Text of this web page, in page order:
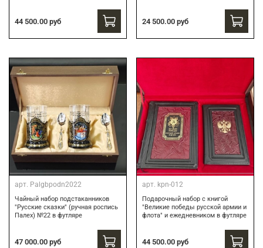
44 500.00 руб 24 500.00 руб
арт. Palgbpodn2022
Чайный набор подстаканников
"Русские сказки" (ручная роспись
Палех) №22 в футляре
47 000.00 руб
арт. kpn-012
Подарочный набор c книгой
"Великие победы русской армии и
флота" и ежедневником в футляре
44 500.00 руб